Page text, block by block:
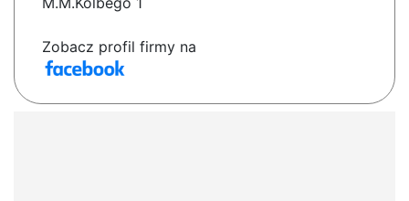
Zobacz profil firmy na